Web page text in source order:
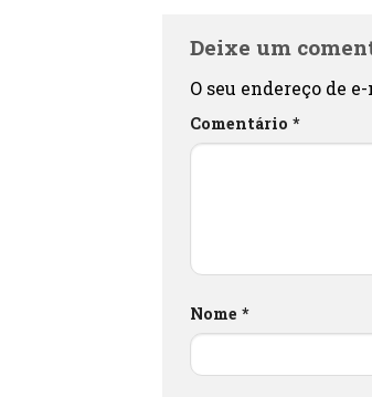
Deixe um
O seu endereço de
Comentário *
Nome *